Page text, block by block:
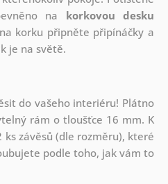
na korkovou desku
korku připněte připínáčky a
je na světě.
do vašeho interiéru! Plátno
rám o tloušťce 16 mm. K
závěsů (dle rozměru), které
podle toho, jak vám to